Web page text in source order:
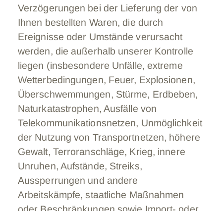
Verzögerungen bei der Lieferung der von
Ihnen bestellten Waren, die durch
Ereignisse oder Umstände verursacht
werden, die außerhalb unserer Kontrolle
liegen (insbesondere Unfälle, extreme
Wetterbedingungen, Feuer, Explosionen,
Überschwemmungen, Stürme, Erdbeben,
Naturkatastrophen, Ausfälle von
Telekommunikationsnetzen, Unmöglichkeit
der Nutzung von Transportnetzen, höhere
Gewalt, Terroranschläge, Krieg, innere
Unruhen, Aufstände, Streiks,
Aussperrungen und andere
Arbeitskämpfe, staatliche Maßnahmen